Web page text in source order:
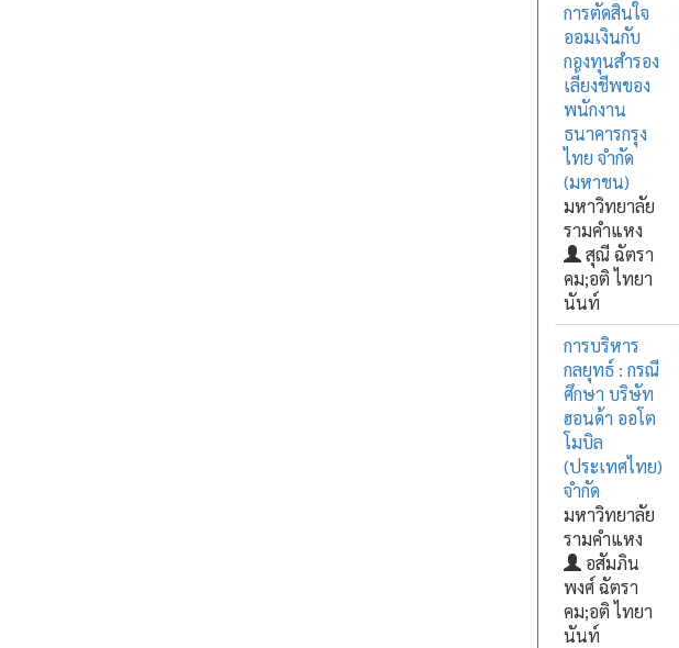
การตัดสินใจ
ออมเงินกับ
กองทุนสำรอง
เลี้ยงชีพของ
พนักงาน
ธนาคารกรุง
ไทย จำกัด
(มหาชน)
มหาวิทยาลัย
รามคำแหง
สุณี ฉัตรา
คม;อติ ไทยา
นันท์
การบริหาร
กลยุทธ์ : กรณี
ศึกษา บริษัท
ฮอนด้า ออโต
โมบิล
(ประเทศไทย)
จำกัด
มหาวิทยาลัย
รามคำแหง
อสัมภิน
พงศ์ ฉัตรา
คม;อติ ไทยา
นันท์